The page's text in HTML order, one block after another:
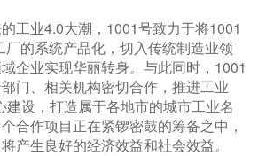
工业4.0大潮，1001号致力于将1001
的系统产品化，切入传统制造业领
企业实现华丽转身。与此同时，1001
门、相关机构密切合作，推进工业
建设，打造属于各地市的城市工业名
合作项目正在紧锣密鼓的筹备之中，
产生良好的经济效益和社会效益。